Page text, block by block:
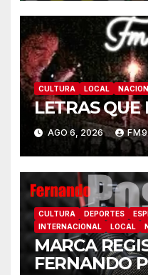
CULTURA LOCAL
LETRAS
AGO 6, 2026
CULTURA DEPORTES
INTERNACIONAL
LOCAL
MARCA
FERNANDO